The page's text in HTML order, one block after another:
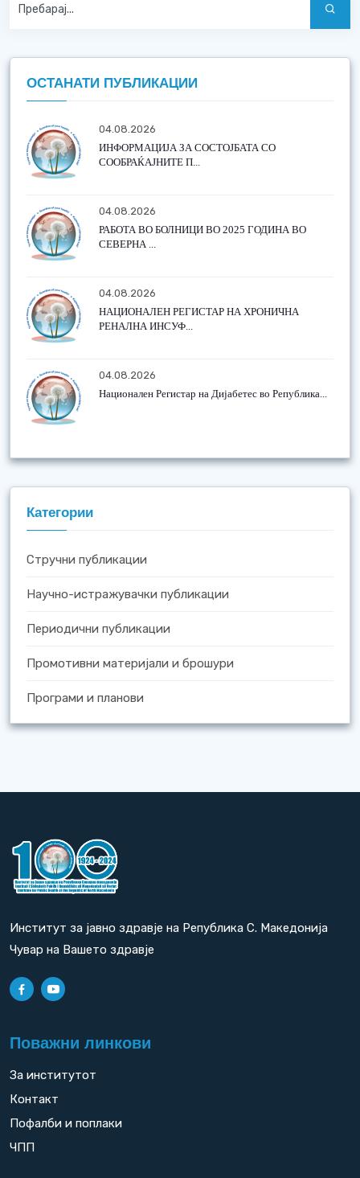
ОСТАНАТИ ПУБЛИКАЦИИ
04.08.2026
ИНФОРМАЦИЈА ЗА СОСТОЈБАТА СО
СООБРАЌАЈНИТЕ П...
04.08.2026
РАБОТА ВО БОЛНИЦИ ВО 2025 ГОДИНА ВО
СЕВЕРНА ...
04.08.2026
НАЦИОНАЛЕН РЕГИСТАР НА ХРОНИЧНА
РЕНАЛНА ИНСУФ...
04.08.2026
Национален Регистар на Дијабетес во Република...
Категории
Стручни публикации
Научно-истражувачки публикации
Периодични публикации
Промотивни материјали и брошури
Програми и планови
Институт за јавно здравје на Република С. Македонија
Чувар на Вашето здравје
Поважни линкови
За институтот
Контакт
Пофалби и поплаки
ЧПП